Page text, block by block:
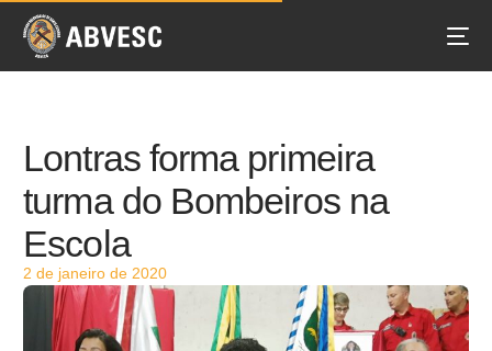
Lontras forma primeira
turma do Bombeiros na
Escola
2 de janeiro de 2020